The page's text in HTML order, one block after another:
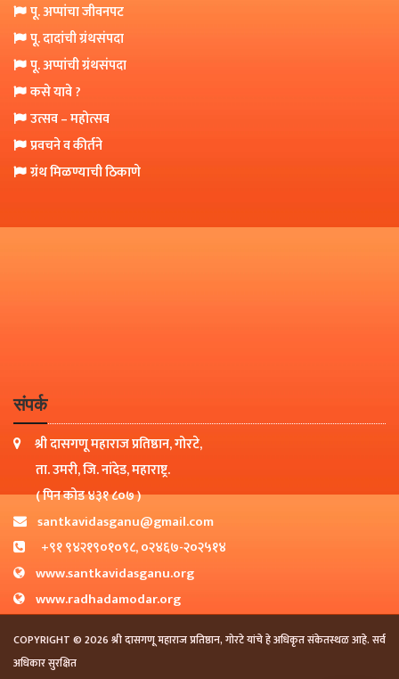
पू. अप्पांचा जीवनपट
पू. दादांची ग्रंथसंपदा
पू. अप्पांची ग्रंथसंपदा
कसे यावे ?
उत्सव – महोत्सव
प्रवचने व कीर्तने
ग्रंथ मिळण्याची ठिकाणे
संपर्क
श्री दासगणू महाराज प्रतिष्ठान, गोरटे,
ता. उमरी, जि. नांदेड, महाराष्ट्र.
( पिन कोड ४३१ ८०७ )
santkavidasganu@gmail.com
+९१ ९४२१९०१०९८, ०२४६७-२०२५१४
www.santkavidasganu.org
www.radhadamodar.org
COPYRIGHT © 2026 श्री दासगणू महाराज प्रतिष्ठान, गोरटे यांचे हे अधिकृत संकेतस्थळ आहे. सर्व
अधिकार सुरक्षित